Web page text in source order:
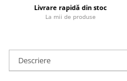
Fitness si frumusete
Feng Shui
Medicina alternativa
Livrare rapidă din stoc
La mii de produse
Descriere